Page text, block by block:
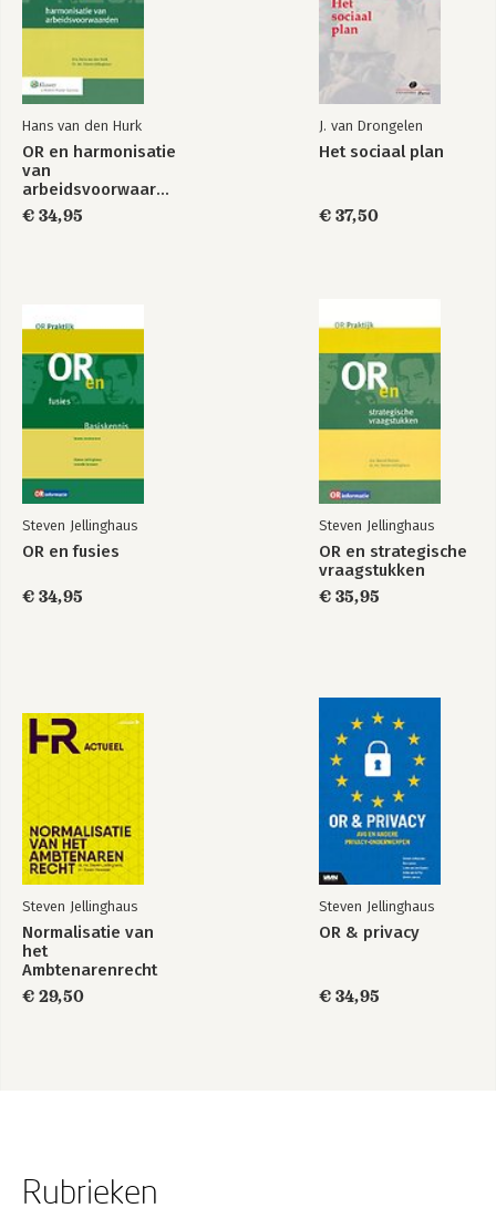
Handboek
cliëntenraden
Wet arbeidsmarkt
in balans
Reorganiseer je
Bekijk alle boeken
Hans van den Hurk
OR en harmonisatie
van
arbeidsvoorwaarden
€ 34,95
J. van Drongelen
Het sociaal plan
€ 37,50
Steven Jellinghaus
OR en fusies
€ 34,95
Steven Jellinghaus
OR en strategische
vraagstukken
€ 35,95
Steven Jellinghaus
Normalisatie van
het
Ambtenarenrecht
€ 29,50
Steven Jellinghaus
OR & privacy
€ 34,95
Rubrieken